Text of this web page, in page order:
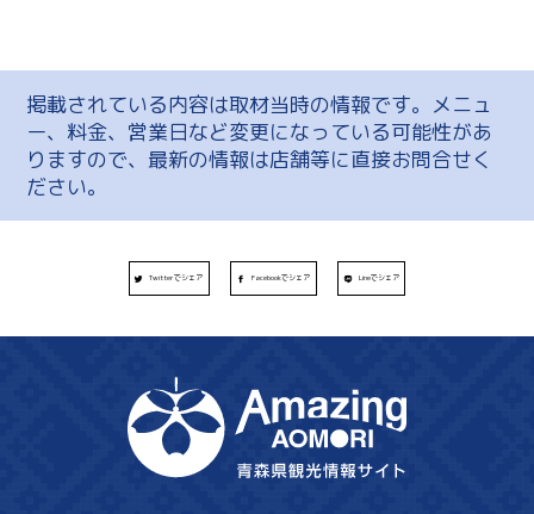
掲載されている内容は取材当時の情報です。メニュ
ー、料金、営業日など変更になっている可能性があ
りますので、最新の情報は店舗等に直接お問合せく
ださい。
Twitterでシェア Facebookでシェア Lineでシェア